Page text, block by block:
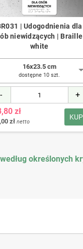
| Udogodnienia dla
niewidzących |
white
16x23.5 cm
dostępne 10 szt.
- +
KUP
zł
zł netto
określonych